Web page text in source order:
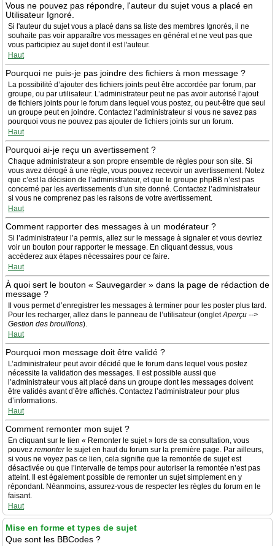
Vous ne pouvez pas répondre, l'auteur du sujet vous a placé en
Utilisateur Ignoré.
Si l'auteur du sujet vous a placé dans sa liste des membres Ignorés, il ne
souhaite pas voir apparaître vos messages en général et ne veut pas que
vous participiez au sujet dont il est l'auteur.
Haut
Pourquoi ne puis-je pas joindre des fichiers à mon message ?
La possibilité d’ajouter des fichiers joints peut être accordée par forum, par
groupe, ou par utilisateur. L’administrateur peut ne pas avoir autorisé l’ajout
de fichiers joints pour le forum dans lequel vous postez, ou peut-être que seul
un groupe peut en joindre. Contactez l’administrateur si vous ne savez pas
pourquoi vous ne pouvez pas ajouter de fichiers joints sur un forum.
Haut
Pourquoi ai-je reçu un avertissement ?
Chaque administrateur a son propre ensemble de règles pour son site. Si
vous avez dérogé à une règle, vous pouvez recevoir un avertissement. Notez
que c’est la décision de l’administrateur, et que le groupe phpBB n’est pas
concerné par les avertissements d’un site donné. Contactez l’administrateur
si vous ne comprenez pas les raisons de votre avertissement.
Haut
Comment rapporter des messages à un modérateur ?
Si l’administrateur l’a permis, allez sur le message à signaler et vous devriez
voir un bouton pour rapporter le message. En cliquant dessus, vous
accéderez aux étapes nécessaires pour ce faire.
Haut
À quoi sert le bouton « Sauvegarder » dans la page de rédaction de
message ?
Il vous permet d’enregistrer les messages à terminer pour les poster plus tard.
Pour les recharger, allez dans le panneau de l’utilisateur (ongletAperçu -->
Gestion des brouillons).
Haut
Pourquoi mon message doit être validé ?
L’administrateur peut avoir décidé que le forum dans lequel vous postez
nécessite la validation des messages. Il est possible aussi que
l’administrateur vous ait placé dans un groupe dont les messages doivent
être validés avant d’être affichés. Contactez l’administrateur pour plus
d’informations.
Haut
Comment remonter mon sujet ?
En cliquant sur le lien « Remonter le sujet » lors de sa consultation, vous
pouvez remonterle sujet en haut du forum sur la première page. Par ailleurs,
si vous ne voyez pas ce lien, cela signifie que la remontée de sujet est
désactivée ou que l’intervalle de temps pour autoriser la remontée n’est pas
atteint. Il est également possible de remonter un sujet simplement en y
répondant. Néanmoins, assurez-vous de respecter les règles du forum en le
faisant.
Haut
Mise en forme et types de sujet
Que sont les BBCodes ?